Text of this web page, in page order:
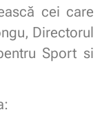
cei care
Directorul
Sport si